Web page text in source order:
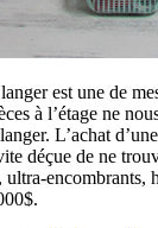
est une de
à l’étage ne
L’achat
déçue de ne
encombrants,